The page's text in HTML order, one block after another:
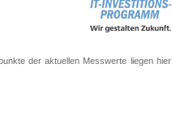
der aktuellen Messwerte liegen hier